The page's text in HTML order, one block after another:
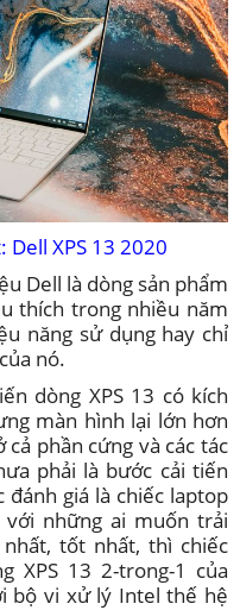
XPS 13 2020
Dell là dòng sản phẩm
thích trong nhiều năm
năng sử dụng hay chỉ
nó.
dòng XPS 13 có kích
màn hình lại lớn hơn
phần cứng và các tác
phải là bước cải tiến
giá là chiếc laptop
những ai muốn trải
tốt nhất, thì chiếc
XPS 13 2-trong-1 của
bộ vi xử lý Intel thế hệ